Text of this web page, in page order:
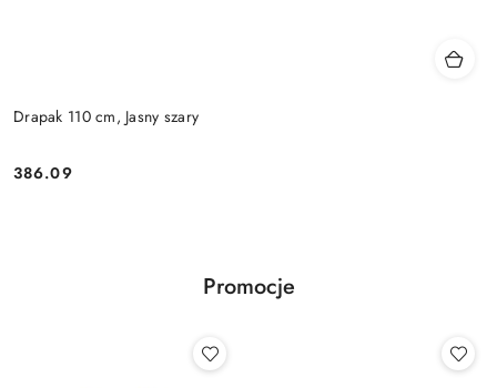
Drapak 110 cm, Jasny szary
Cena:
386.09
Promocje